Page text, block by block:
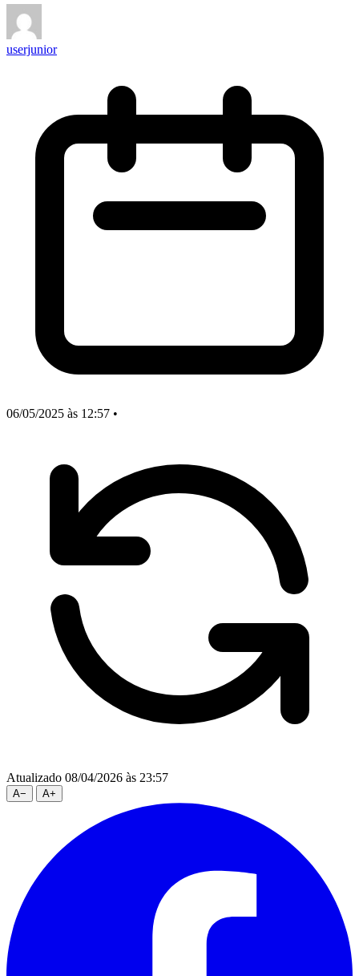
userjunior
06/05/2025 às 12:57 •
Atualizado 08/04/2026 às 23:57
A− A+